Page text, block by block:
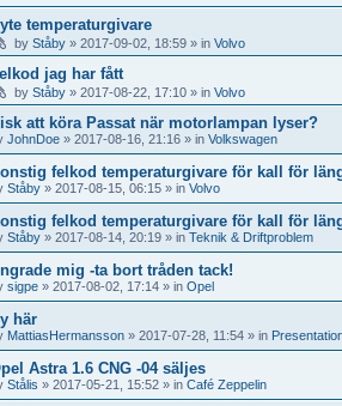
temperaturgivare
by Ståby » 2017-09-02, 18:59 » in Volvo
jag har fått
by Ståby » 2017-08-22, 17:10 » in Volvo
att köra Passat när motorlampan lyser?
JohnDoe » 2017-08-16, 21:16 » in Volkswagen
felkod temperaturgivare för kall för
Ståby » 2017-08-15, 06:15 » in Volvo
felkod temperaturgivare för kall för
Ståby » 2017-08-14, 20:19 » in Teknik & Driftproblem
mig -ta bort tråden tack!
sigpe » 2017-08-02, 17:14 » in Opel
här
MattiasHermansson » 2017-07-28, 11:54 » in
Astra 1.6 CNG -04 säljes
Stålis » 2017-05-21, 15:52 » in Café Zeppelin